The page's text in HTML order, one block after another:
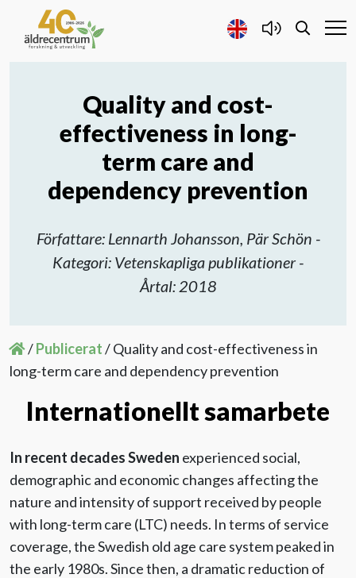
Forskning och Utveckling
Projekt
Publicerat
Kontakta oss
Nyhetsbrev
Till Äldre i centrum
Quality and cost-
effectiveness in long-
term care and
dependency prevention
Författare: Lennarth Johansson, Pär Schön -
Kategori: Vetenskapliga publikationer -
Årtal: 2018
/Publicerat/Quality and cost-effectiveness in
long-term care and dependency prevention
Internationellt samarbete
In recent decades Sweden experienced social,
demographic and economic changes affecting the
nature and intensity of support received by people
with long-term care (LTC) needs. In terms of service
coverage, the Swedish old age care system peaked in
the early 1980s. Since then, a dramatic reduction of